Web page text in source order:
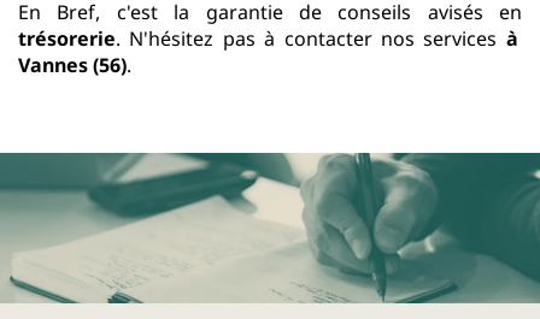
En Bref, c'est la garantie de conseils avisés en
trésorerie. N'hésitez pas à contacter nos services à
Vannes (56).